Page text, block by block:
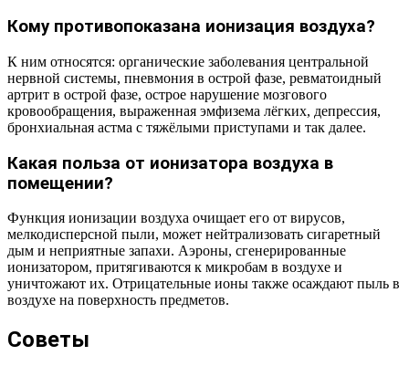
Кому противопоказана ионизация воздуха?
К ним относятся: органические заболевания центральной
нервной системы, пневмония в острой фазе, ревматоидный
артрит в острой фазе, острое нарушение мозгового
кровообращения, выраженная эмфизема лёгких, депрессия,
бронхиальная астма с тяжёлыми приступами и так далее.
Какая польза от ионизатора воздуха в
помещении?
Функция ионизации воздуха очищает его от вирусов,
мелкодисперсной пыли, может нейтрализовать сигаретный
дым и неприятные запахи. Аэроны, сгенерированные
ионизатором, притягиваются к микробам в воздухе и
уничтожают их. Отрицательные ионы также осаждают пыль в
воздухе на поверхность предметов.
Советы